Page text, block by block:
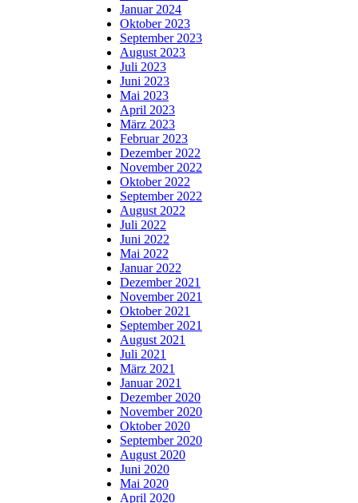
Januar 2024
Oktober 2023
September 2023
August 2023
Juli 2023
Juni 2023
Mai 2023
April 2023
März 2023
Februar 2023
Dezember 2022
November 2022
Oktober 2022
September 2022
August 2022
Juli 2022
Juni 2022
Mai 2022
Januar 2022
Dezember 2021
November 2021
Oktober 2021
September 2021
August 2021
Juli 2021
März 2021
Januar 2021
Dezember 2020
November 2020
Oktober 2020
September 2020
August 2020
Juni 2020
Mai 2020
April 2020